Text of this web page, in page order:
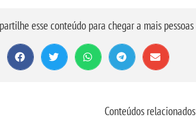
esse conteúdo para chegar a mais pessoas
Conteúdos relacionados